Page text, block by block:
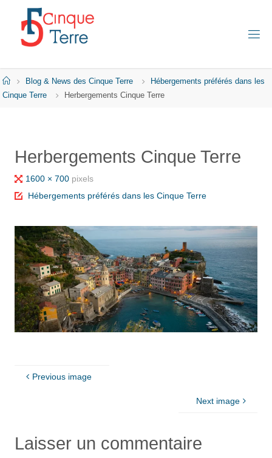
content
Q
UE
E
TA
E
HomeBlog & News des Cinque Terre
Hébergements préférés dans les
Cinque Terre
Herbergements Cinque Terre
Herbergements Cinque Terre
Full
size
1600 × 700 pixels
Hébergements préférés dans les Cinque Terre
Previous image
Next image
Laisser un commentaire